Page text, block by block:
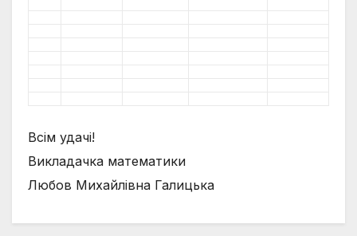
Всім удачі!
Викладачка математики
Любов Михайлівна Галицька